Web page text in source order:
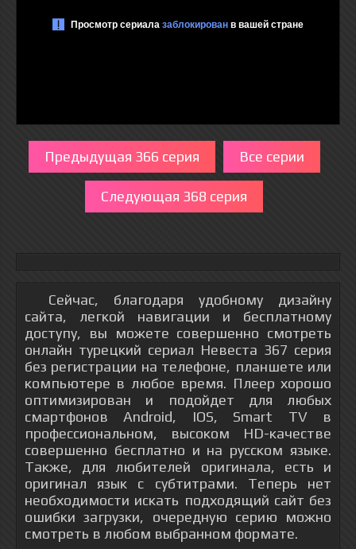
Предыдущая 366 серия Все серии
Следующая 368 серия
Сейчас, благодаря удобному дизайну
сайта, легкой навигации и бесплатному
доступу, вы можете совершенно смотреть
онлайн турецкий сериал Невеста 367 серия
без регистрации на телефоне, планшете или
компьютере в любое время. Плеер хорошо
оптимизирован и подойдет для любых
смартфонов Android, IOS, Smart TV в
профессиональном, высоком HD-качестве
совершенно бесплатно и на русском языке.
Также, для любителей оригинала, есть и
оригинал язык с субтитрами. Теперь нет
необходимости искать подходящий сайт без
ошибки загрузки, очередную серию можно
смотреть в любом выбранном формате.